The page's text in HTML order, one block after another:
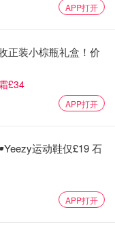
原作者
高大上，【深夜食
到另类甚至暗黑系
杂的街道，重口的
的夜晚，吃的不仅
，陪伴一代又一代人
APP打开
正装小棕瓶礼盒！价
£34
APP打开
运动鞋仅£19 石
APP打开